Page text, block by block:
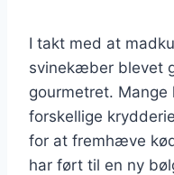
I takt med at
svinekæber blevet
gourmetret. Mange
forskellige
for at fremhæve
har ført til en ny